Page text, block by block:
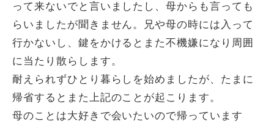
って来ないでと言いましたし、母からも言っても
らいましたが聞きません。兄や母の時には入って
行かないし、鍵をかけるとまた不機嫌になり周囲
に当たり散らします。
耐えられずひとり暮らしを始めましたが、たまに
帰省するとまた上記のことが起こります。
母のことは大好きで会いたいので帰っています